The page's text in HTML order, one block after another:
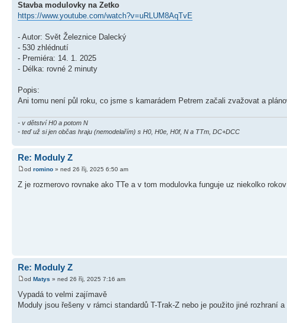
Stavba modulovky na Zetko
https://www.youtube.com/watch?v=uRLUM8AqTvE
- Autor: Svět Železnice Dalecký
- 530 zhlédnutí
- Premiéra: 14. 1. 2025
- Délka: rovné 2 minuty
Popis:
Ani tomu není půl roku, co jsme s kamarádem Petrem začali zvažovat a
- v dětství H0 a potom N
- teď už si jen občas hraju (nemodelařím) s H0, H0e, H0f, N a TTm, DC+DCC
Re: Moduly Z
od romino » ned 26 říj, 2025 6:50 am
Z je rozmerovo rovnake ako TTe a v tom modulovka funguje uz niekolko
Re: Moduly Z
od Matys » ned 26 říj, 2025 7:16 am
Vypadá to velmi zajímavě
Moduly jsou řešeny v rámci standardů T-Trak-Z nebo je použito jiné rozhraní a